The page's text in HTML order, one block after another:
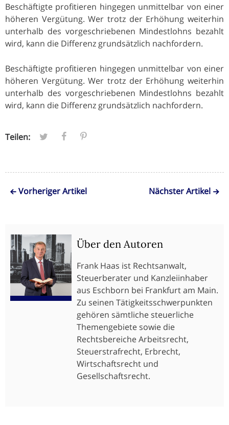
Beschäftigte profitieren hingegen unmittelbar von einer
höheren Vergütung. Wer trotz der Erhöhung weiterhin
unterhalb des vorgeschriebenen Mindestlohns bezahlt
wird, kann die Differenz grundsätzlich nachfordern.
Beschäftigte profitieren hingegen unmittelbar von einer
höheren Vergütung. Wer trotz der Erhöhung weiterhin
unterhalb des vorgeschriebenen Mindestlohns bezahlt
wird, kann die Differenz grundsätzlich nachfordern.
Teilen:
Vorheriger Artikel Nächster Artikel
Über den Autoren
Frank Haas ist Rechtsanwalt,
Steuerberater und Kanzleiinhaber
aus Eschborn bei Frankfurt am Main.
Zu seinen Tätigkeitsschwerpunkten
gehören sämtliche steuerliche
Themengebiete sowie die
Rechtsbereiche Arbeitsrecht,
Steuerstrafrecht, Erbrecht,
Wirtschaftsrecht und
Gesellschaftsrecht.